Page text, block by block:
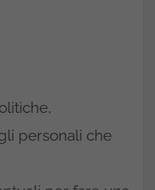
personali che